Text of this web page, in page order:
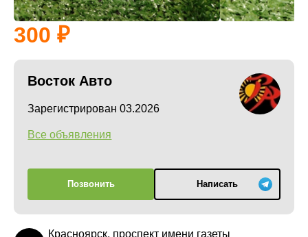
300
Восток Авто
Зарегистрирован 03.2026
Все объявления
Позвонить Написать
Красноярск, проспект имени газеты